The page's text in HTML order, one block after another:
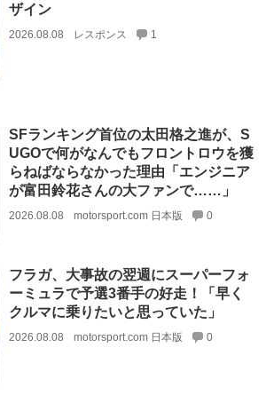
ザイン
2026.08.08 レスポンス 1
SFランキング首位の太田格之進が、S
UGOで何がなんでもフロントロウを獲
らねばならなかった理由「エンジニア
が富田鈴花さんの大ファンで……」
2026.08.08 motorsport.com 日本版 0
フラガ、大事故の翌週にスーパーフォ
ーミュラで予選3番手の好走！「早く
クルマに乗りたいと思っていた」
2026.08.08 motorsport.com 日本版 0